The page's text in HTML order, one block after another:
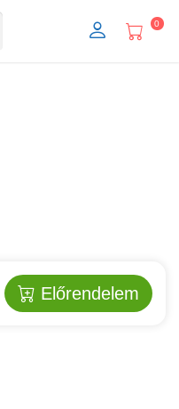
0
Előrendelem